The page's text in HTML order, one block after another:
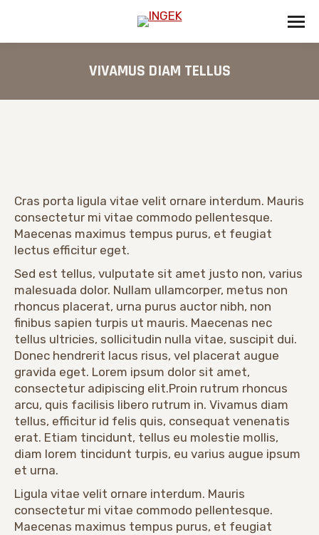
VIVAMUS DIAM TELLUS
Cras porta ligula vitae velit ornare interdum. Mauris
consectetur mi vitae commodo pellentesque.
Maecenas maximus tempus purus, et feugiat
lectus efficitur eget.
Sed est tellus, vulputate sit amet justo non, varius
malesuada dolor. Nullam ullamcorper, metus non
rhoncus placerat, urna purus auctor nibh, non
finibus sapien turpis ut mauris. Maecenas nec
tellus ultricies, sollicitudin nulla vitae, suscipit dui.
Donec hendrerit lacus risus, vel placerat augue
gravida eget. Lorem ipsum dolor sit amet,
consectetur adipiscing elit.Proin rutrum rhoncus
arcu, quis facilisis libero rutrum in. Vivamus diam
tellus, efficitur id felis quis, consequat venenatis
erat. Etiam tincidunt, tellus eu molestie mollis,
diam lorem tincidunt turpis, eu varius augue ipsum
et urna.
Ligula vitae velit ornare interdum. Mauris
consectetur mi vitae commodo pellentesque.
Maecenas maximus tempus purus, et feugiat